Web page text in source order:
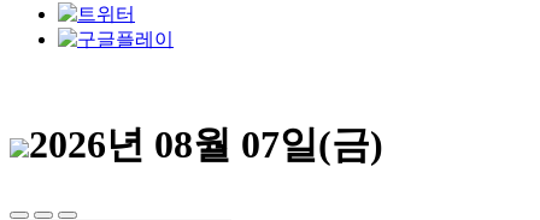
2026년 08월 07일(금)